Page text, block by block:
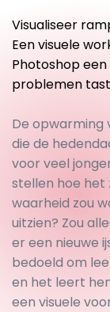
Visualiseer
Een visuele
Photoshop
problemen
De opwarming
die de
voor veel
stellen hoe het
waarheid zou
uitzien? Zou
er een nieuwe
bedoeld om
en het leert
een visuele